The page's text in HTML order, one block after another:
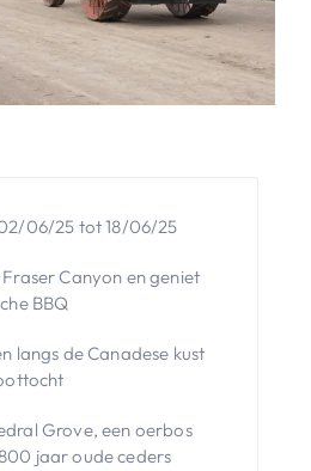
06/25 tot 18/06/25
Canyon en geniet
BBQ
langs de Canadese kust
Grove, een oerbos
jaar oude ceders